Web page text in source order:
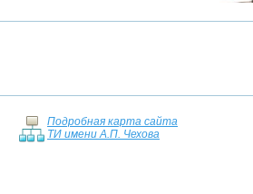
Подробная карта сайта
ТИ имени А.П. Чехова